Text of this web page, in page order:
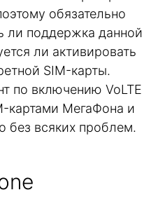
обязательно
ли поддержка данной
ли активировать
SIM-карты.
по включению VoLTE
картами МегаФона и
без всяких проблем.